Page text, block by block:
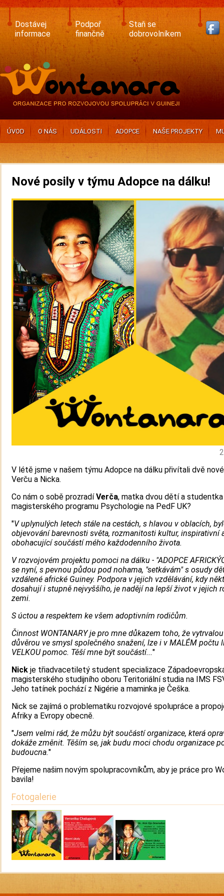
Skip
main
content
Dostávej
informace
Podpoř
finančně
Staň se
dobrovolníkem
ÚVOD O NÁS UDÁLOSTI ADOPCE NAŠE PROJEKTY
Nové posily v týmu Adopce na dálku!
V létě jsme v našem týmu Adopce na dálku přivítali dvě
Verču a Nicka.
Co nám o sobě prozradíVerča, matka dvou dětí a studentka
magisterského programu Psychologie na PedF UK?
"V uplynulých letech stále na cestách, s hlavou v oblacích,
objevování barevnosti světa, rozmanitosti kultur, inspirativní
obohacující součástí mého každodenního života.
V rozvojovém projektu pomoci na dálku - "ADOPCE
se nyní, s pevnou půdou pod nohama, "setkávám" s osudy
vzdálené africké Guiney. Podpora v jejich vzdělávání, kdy
dosahují i stupně nejvyššího, je nadějí na lepší život v jejich
zemi.
S úctou a respektem ke všem adoptivním rodičům.
Činnost WONTANARY je pro mne důkazem toho, že
důvěrou ve smysl společného snažení, lze i v MALÉM počtu
VELKOU pomoc. Těší mne být součástí..."
Nick je třiadvacetiletý student specializace
magisterského studijního oboru Teritoriální studia na IMS
Jeho tatínek pochází z Nigérie a maminka je Češka.
Nick se zajímá o problematiku rozvojové spolupráce a
Afriky a Evropy obecně.
"Jsem velmi rád, že můžu být součástí organizace, která
dokáže změnit. Těším se, jak budu moci chodu organizace
budoucna."
Přejeme našim novým spolupracovníkům, aby je práce pro
bavila!
Fotogalerie